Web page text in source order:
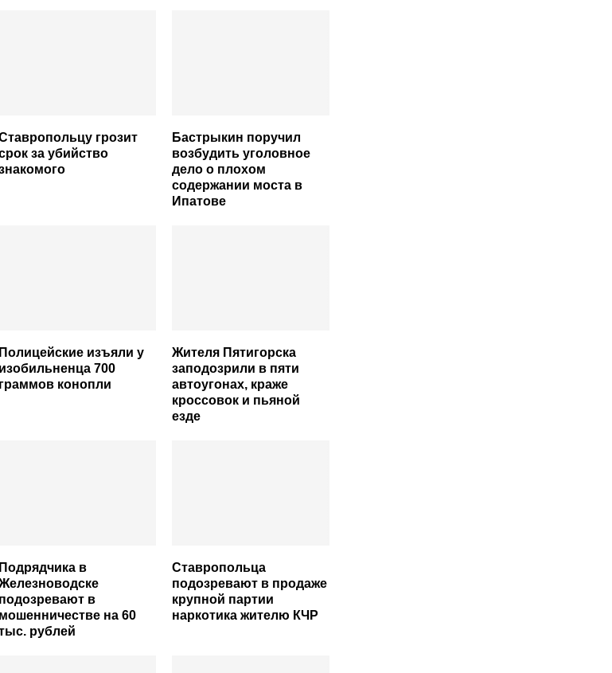
грозит
за убийство
Бастрыкин поручил
возбудить уголовное
дело о плохом
содержании моста в
Ипатове
Полицейские изъяли у
изобильненца 700
граммов конопли
Жителя Пятигорска
заподозрили в пяти
автоугонах, краже
кроссовок и пьяной
езде
Подрядчика в
подозревают в
мошенничестве на 60
рублей
Ставропольца
подозревают в продаже
крупной партии
наркотика жителю КЧР